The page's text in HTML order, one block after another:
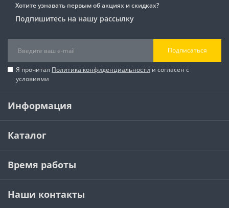
Хотите узнавать первым об акциях и скидках?
Подпишитесь на нашу рассылку
Подписаться
Я прочитал Политика конфиденциальности и согласен с
условиями
Информация
Каталог
Время работы
Наши контакты